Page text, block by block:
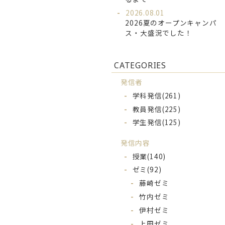
2026.08.01
2026夏のオープンキャンパ
ス・大盛況でした！
CATEGORIES
発信者
学科発信(261)
教員発信(225)
学生発信(125)
発信内容
授業(140)
ゼミ(92)
藤崎ゼミ
竹内ゼミ
伊村ゼミ